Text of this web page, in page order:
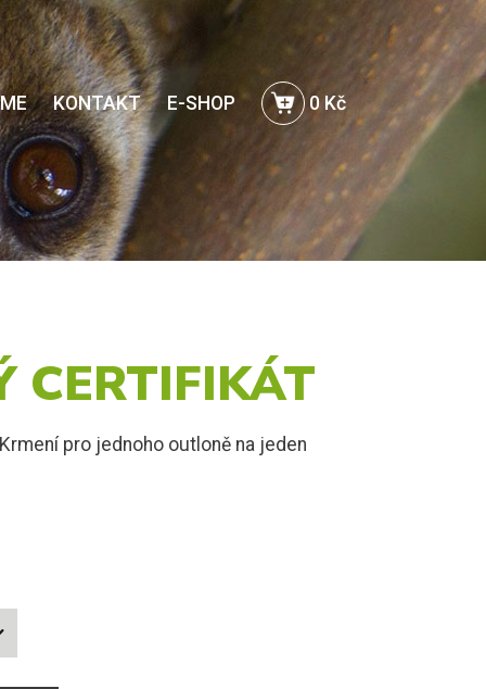
KONTAKT E-SHOP 0 Kč
CERTIFIKÁT
pro jednoho outloně na jeden